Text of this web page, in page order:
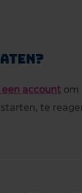
een account om
te